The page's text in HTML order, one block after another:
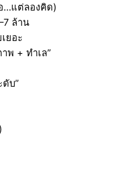
…แต่ลองคิด)
ล้าน
ยอะ
พ + ทำเล”
ดับ”